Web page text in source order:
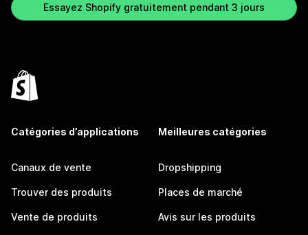
Essayez Shopify gratuitement pendant 3 jours
Catégories d’applications
Canaux de vente
Trouver des produits
Vente de produits
Meilleures catégories
Dropshipping
Places de marché
Avis sur les produits